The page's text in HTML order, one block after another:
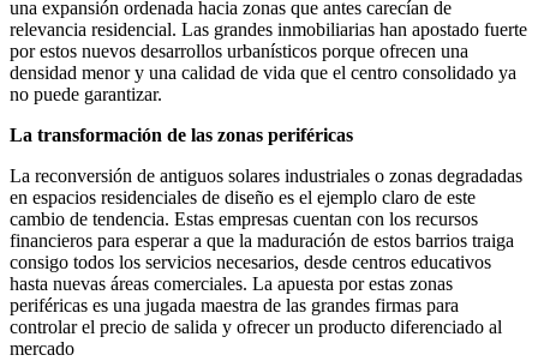
una expansión ordenada hacia zonas que antes carecían de
relevancia residencial. Las grandes inmobiliarias han apostado fuerte
por estos nuevos desarrollos urbanísticos porque ofrecen una
densidad menor y una calidad de vida que el centro consolidado ya
no puede garantizar.
La transformación de las zonas periféricas
La reconversión de antiguos solares industriales o zonas degradadas
en espacios residenciales de diseño es el ejemplo claro de este
cambio de tendencia. Estas empresas cuentan con los recursos
financieros para esperar a que la maduración de estos barrios traiga
consigo todos los servicios necesarios, desde centros educativos
hasta nuevas áreas comerciales. La apuesta por estas zonas
periféricas es una jugada maestra de las grandes firmas para
controlar el precio de salida y ofrecer un producto diferenciado al
mercado